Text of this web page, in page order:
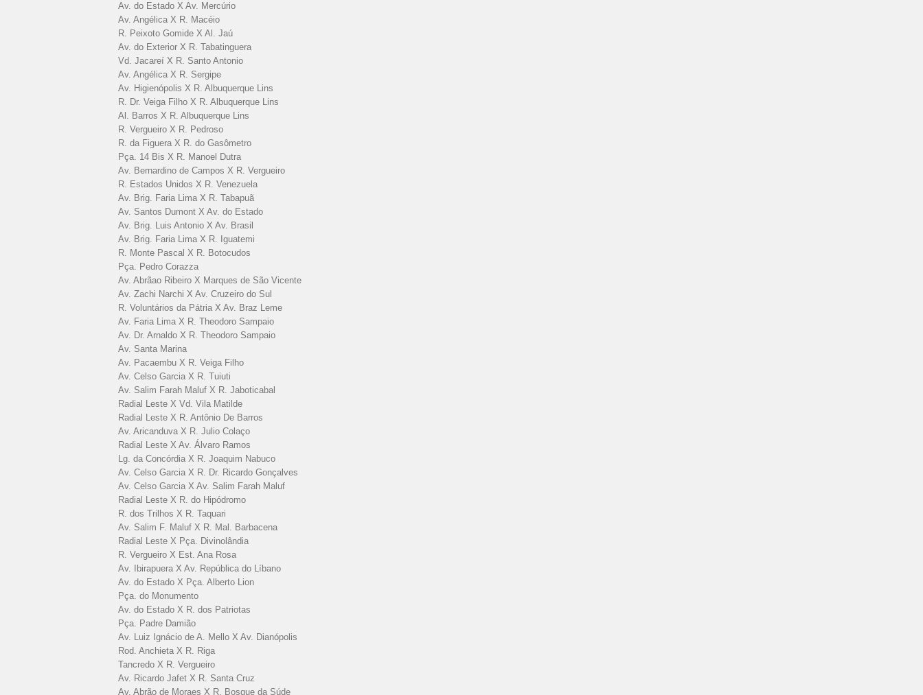
Av. do Estado X Av. Mercúrio
Av. Angélica X R. Macéio
R. Peixoto Gomide X Al. Jaú
Av. do Exterior X R. Tabatinguera
Vd. Jacareí X R. Santo Antonio
Av. Angélica X R. Sergipe
Av. Higienópolis X R. Albuquerque Lins
R. Dr. Veiga Filho X R. Albuquerque Lins
Al. Barros X R. Albuquerque Lins
R. Vergueiro X R. Pedroso
R. da Figuera X R. do Gasômetro
Pça. 14 Bis X R. Manoel Dutra
Av. Bernardino de Campos X R. Vergueiro
R. Estados Unidos X R. Venezuela
Av. Brig. Faria Lima X R. Tabapuã
Av. Santos Dumont X Av. do Estado
Av. Brig. Luis Antonio X Av. Brasil
Av. Brig. Faria Lima X R. Iguatemi
R. Monte Pascal X R. Botocudos
Pça. Pedro Corazza
Av. Abrãao Ribeiro X Marques de São Vicente
Av. Zachi Narchi X Av. Cruzeiro do Sul
R. Voluntários da Pátria X Av. Braz Leme
Av. Faria Lima X R. Theodoro Sampaio
Av. Dr. Arnaldo X R. Theodoro Sampaio
Av. Santa Marina
Av. Pacaembu X R. Veiga Filho
Av. Celso Garcia X R. Tuiuti
Av. Salim Farah Maluf X R. Jaboticabal
Radial Leste X Vd. Vila Matilde
Radial Leste X R. Antônio De Barros
Av. Aricanduva X R. Julio Colaço
Radial Leste X Av. Álvaro Ramos
Lg. da Concórdia X R. Joaquim Nabuco
Av. Celso Garcia X R. Dr. Ricardo Gonçalves
Av. Celso Garcia X Av. Salim Farah Maluf
Radial Leste X R. do Hipódromo
R. dos Trilhos X R. Taquari
Av. Salim F. Maluf X R. Mal. Barbacena
Radial Leste X Pça. Divinolândia
R. Vergueiro X Est. Ana Rosa
Av. Ibirapuera X Av. República do Líbano
Av. do Estado X Pça. Alberto Lion
Pça. do Monumento
Av. do Estado X R. dos Patriotas
Pça. Padre Damião
Av. Luiz Ignácio de A. Mello X Av. Dianópolis
Rod. Anchieta X R. Riga
Tancredo X R. Vergueiro
Av. Ricardo Jafet X R. Santa Cruz
Av. Abrão de Moraes X R. Bosque da Súde